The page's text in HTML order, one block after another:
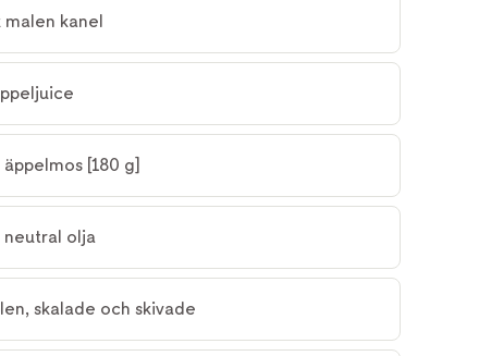
malen kanel
[180 g]
neutral olja
skalade och skivade